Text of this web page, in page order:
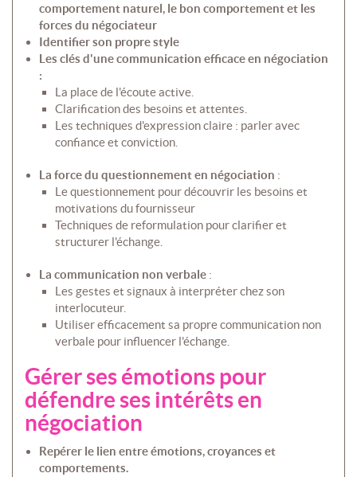
comportement naturel, le bon comportement et les
forces du négociateur
Identifier son propre style
Les clés d'une communication efficace en négociation
:
La place de l'écoute active.
Clarification des besoins et attentes.
Les techniques d'expression claire : parler avec
confiance et conviction.
La force du questionnement en négociation :
Le questionnement pour découvrir les besoins et
motivations du fournisseur
Techniques de reformulation pour clarifier et
structurer l'échange.
La communication non verbale:
Les gestes et signaux à interpréter chez son
interlocuteur.
Utiliser efficacement sa propre communication non
verbale pour influencer l'échange.
Gérer ses émotions pour
défendre ses intérêts en
négociation
Repérer le lien entre émotions, croyances et
comportements.